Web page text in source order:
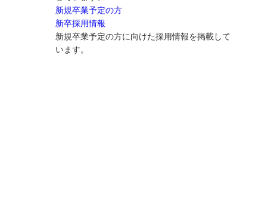
新規卒業予定の方
新卒採用情報
新規卒業予定の方に向けた採用情報を掲載して
います。